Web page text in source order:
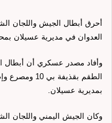
أحرق أبطال الجيش واللجان
العدوان في مديرية عسيلان
وأفاد مصدر عسكري أن أبطال
الطقم
بمديرية عسيلان.
وكان الجيش اليمني واللجان